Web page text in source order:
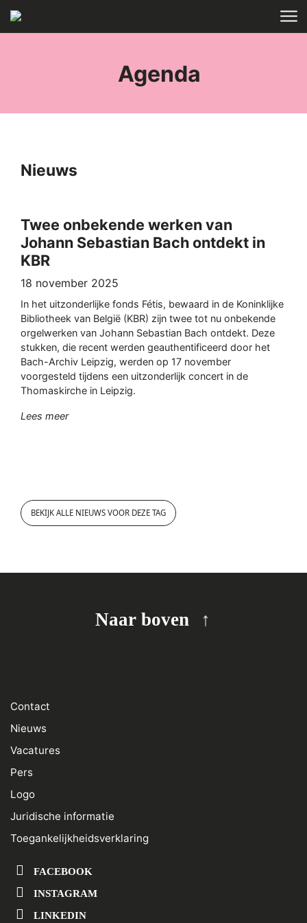
Skip to main content
Agenda
Nieuws
Twee onbekende werken van
Johann Sebastian Bach ontdekt in
KBR
18 november 2025
In het uitzonderlijke fonds Fétis, bewaard in de Koninklijke
Bibliotheek van België (KBR) zijn twee tot nu onbekende
orgelwerken van Johann Sebastian Bach ontdekt. Deze
stukken, die recent werden geauthentificeerd door het
Bach-Archiv Leipzig, werden op 17 november
voorgesteld tijdens een uitzonderlijk concert in de
Thomaskirche in Leipzig.
Lees meer"Twee onbekende werken van Johann Sebastian
BEKIJK ALLE NIEUWS VOOR DEZE TAG
Naar boven
Contact
Nieuws
Vacatures
Pers
Logo
Juridische informatie
Toegankelijkheidsverklaring
FACEBOOK
INSTAGRAM
LINKEDIN